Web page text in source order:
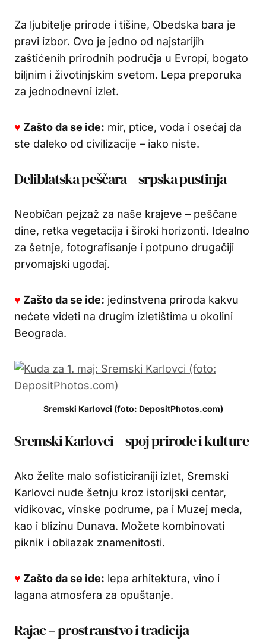
Za ljubitelje prirode i tišine, Obedska bara je
pravi izbor. Ovo je jedno od najstarijih
zaštićenih prirodnih područja u Evropi, bogato
biljnim i životinjskim svetom. Lepa preporuka
za jednodnevni izlet.
♥ Zašto da se ide: mir, ptice, voda i osećaj da
ste daleko od civilizacije – iako niste.
Deliblatska peščara – srpska pustinja
Neobičan pejzaž za naše krajeve – peščane
dine, retka vegetacija i široki horizonti. Idealno
za šetnje, fotografisanje i potpuno drugačiji
prvomajski ugođaj.
♥ Zašto da se ide: jedinstvena priroda kakvu
nećete videti na drugim izletištima u okolini
Beograda.
Sremski Karlovci (foto: DepositPhotos.com)
Sremski Karlovci – spoj prirode i kulture
Ako želite malo sofisticiraniji izlet, Sremski
Karlovci nude šetnju kroz istorijski centar,
vidikovac, vinske podrume, pa i Muzej meda,
kao i blizinu Dunava. Možete kombinovati
piknik i obilazak znamenitosti.
♥ Zašto da se ide: lepa arhitektura, vino i
lagana atmosfera za opuštanje.
Rajac – prostranstvo i tradicija